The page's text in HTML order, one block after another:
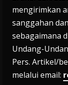
mengirimkan
sanggahan
sebagaimana
Undang-
Pers. Artikel/
melalui email: